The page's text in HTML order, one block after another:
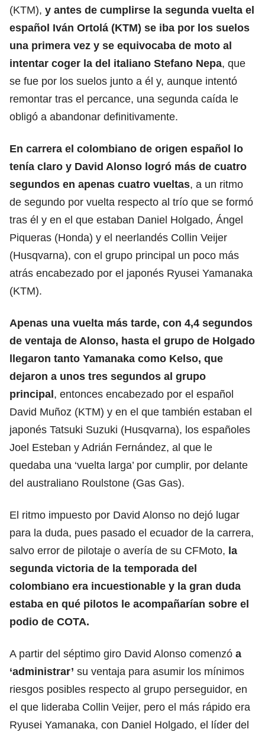
(KTM), y antes de cumplirse la segunda vuelta el
español Iván Ortolá (KTM) se iba por los suelos
una primera vez y se equivocaba de moto al
intentar coger la del italiano Stefano Nepa, que
se fue por los suelos junto a él y, aunque intentó
remontar tras el percance, una segunda caída le
obligó a abandonar definitivamente.
En carrera el colombiano de origen español lo
tenía claro y David Alonso logró más de cuatro
segundos en apenas cuatro vueltas, a un ritmo
de segundo por vuelta respecto al trío que se formó
tras él y en el que estaban Daniel Holgado, Ángel
Piqueras (Honda) y el neerlandés Collin Veijer
(Husqvarna), con el grupo principal un poco más
atrás encabezado por el japonés Ryusei Yamanaka
(KTM).
Apenas una vuelta más tarde, con 4,4 segundos
de ventaja de Alonso, hasta el grupo de Holgado
llegaron tanto Yamanaka como Kelso, que
dejaron a unos tres segundos al grupo
principal , entonces encabezado por el español
David Muñoz (KTM) y en el que también estaban el
japonés Tatsuki Suzuki (Husqvarna), los españoles
Joel Esteban y Adrián Fernández, al que le
quedaba una ‘vuelta larga’ por cumplir, por delante
del australiano Roulstone (Gas Gas).
El ritmo impuesto por David Alonso no dejó lugar
para la duda, pues pasado el ecuador de la carrera,
salvo error de pilotaje o avería de su CFMoto, la
segunda victoria de la temporada del
colombiano era incuestionable y la gran duda
estaba en qué pilotos le acompañarían sobre el
podio de COTA.
A partir del séptimo giro David Alonso comenzó a
‘administrar’ su ventaja para asumir los mínimos
riesgos posibles respecto al grupo perseguidor, en
el que lideraba Collin Veijer, pero el más rápido era
Ryusei Yamanaka, con Daniel Holgado, el líder del